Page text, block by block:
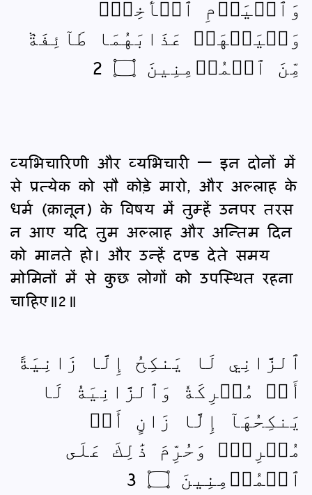
وَٱلۡيَوۡمِ ٱلۡأٓخِرِۖ
وَلۡيَشۡهَدۡ عَذَابَهُمَا طَآئِفَةٞ
مِّنَ ٱلۡمُؤۡمِنِينَ ۝ 2
व्यभिचारिणी और व्यभिचारी — इन दोनों में
से प्रत्येक को सौ कोड़े मारो, और अल्लाह के
धर्म (क़ानून) के विषय में तुम्हें उनपर तरस
न आए यदि तुम अल्लाह और अन्तिम दिन
को मानते हो। और उन्हें दण्‍ड देते समय
मोमिनों में से कुछ लोगों को उपस्थित रहना
चाहिए॥2॥
ٱلزَّانِي لَا يَنكِحُ إِلَّا زَانِيَةً
أَوۡ مُشۡرِكَةٗ وَٱلزَّانِيَةُ لَا
يَنكِحُهَآ إِلَّا زَانٍ أَوۡ
مُشۡرِكٞۚ وَحُرِّمَ ذَٰلِكَ عَلَى
ٱلۡمُؤۡمِنِينَ ۝ 3